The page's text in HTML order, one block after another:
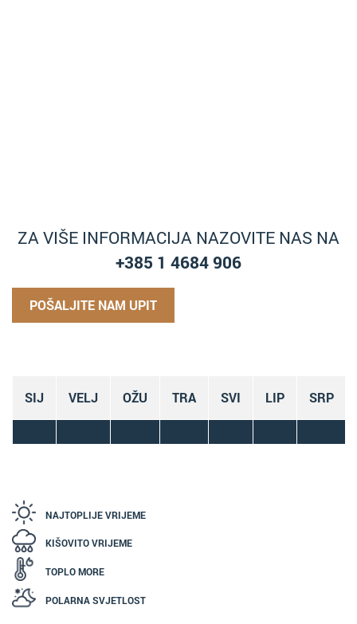
ZA VIŠE INFORMACIJA NAZOVITE NAS NA
+385 1 4684 906
POŠALJITE NAM UPIT
SIJ VELJ OŽU TRA SVI LIP SRP
NAJTOPLIJE VRIJEME
KIŠOVITO VRIJEME
TOPLO MORE
POLARNA SVJETLOST